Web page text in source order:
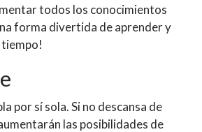
todos los conocimientos
forma divertida de aprender y
por sí sola. Si no descansa de
las posibilidades de